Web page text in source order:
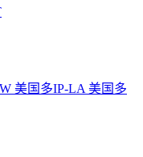
美国多IP-LA 美国多